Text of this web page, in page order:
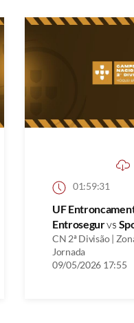
01:59:31
UF
Entrosegurvs
CN 2ª Divisão |
Jornada
09/05/2026 17:55